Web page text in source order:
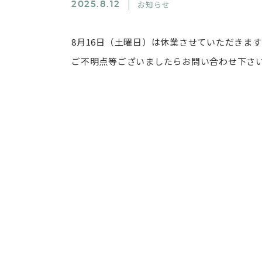
2025.8.12 お知らせ
8月16日（土曜日）は休業させていただきま
ご不明点等ございましたらお問い合わせ下さ